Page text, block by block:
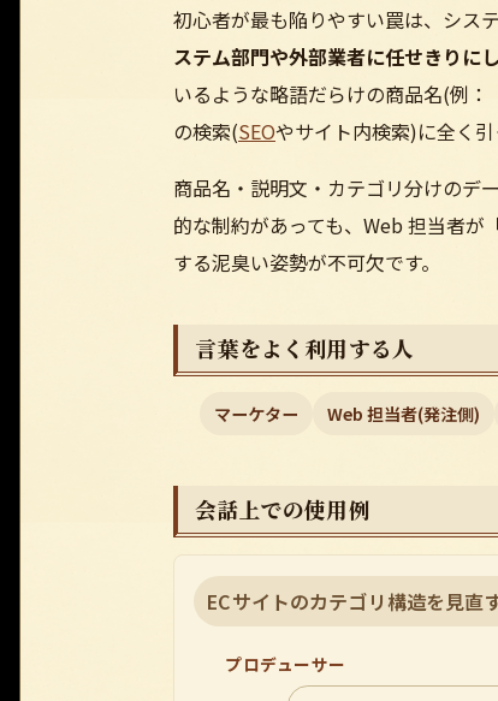
初心者が最も陥りやすい罠は、シス
ステム部門や外部業者に任せきりに
いるような略語だらけの商品名(例
の検索(SEOやサイト内検索)に全く
商品名・説明文・カテゴリ分けのデ
的な制約があっても、Web 担当者
する泥臭い姿勢が不可欠です。
言葉をよく利用する人
マーケター Web 担当者(発注側)
会話上での使用例
ECサイトのカテゴリ構造を見直
プロデューサー